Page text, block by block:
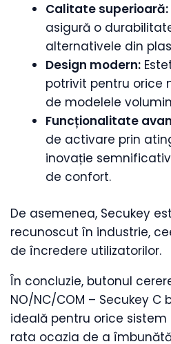
Calitate superioară:
asigură o
alternativele din
Design modern:
potrivit pentru orice
de modelele
Funcționalitate
de activare prin
inovație
de confort.
De asemenea, Secukey
recunoscut în industrie,
de încredere utilizatorilor.
În concluzie, butonul
NO/NC/COM – Secukey
ideală pentru orice
rata ocazia de a